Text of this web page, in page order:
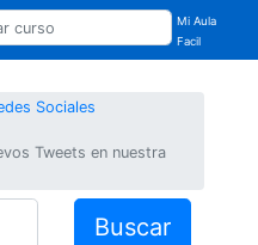
Mi Aula
Facil
Sociales
Tweets en nuestra
Buscar